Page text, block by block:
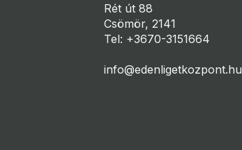
Rét út 88
Csömör, 2141
Tel: +3670-3151664
info@edenligetkozpont.hu